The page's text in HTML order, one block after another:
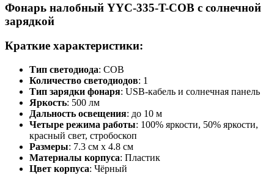
Фонарь налобный YYC-335-T-COB с солнечной
зарядкой
Краткие характеристики:
Тип светодиода: COB
Количество светодиодов: 1
Тип зарядки фонаря: USB-кабель и солнечная панель
Яркость: 500 лм
Дальность освещения: до 10 м
Четыре режима работы: 100% яркости, 50% яркости,
красный свет, стробоскоп
Размеры: 7.3 см х 4.8 см
Материалы корпуса: Пластик
Цвет корпуса: Чёрный